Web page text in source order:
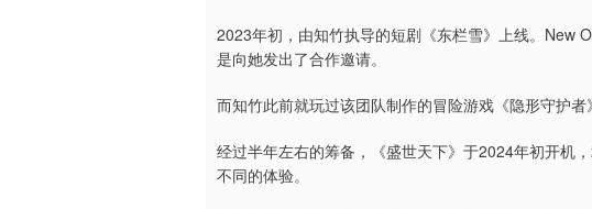
2023年初，由知竹执导的短剧《东栏雪》上线。New
是向她发出了合作邀请。
而知竹此前就玩过该团队制作的冒险游戏《隐形守护
经过半年左右的筹备，《盛世天下》于2024年初开机
不同的体验。